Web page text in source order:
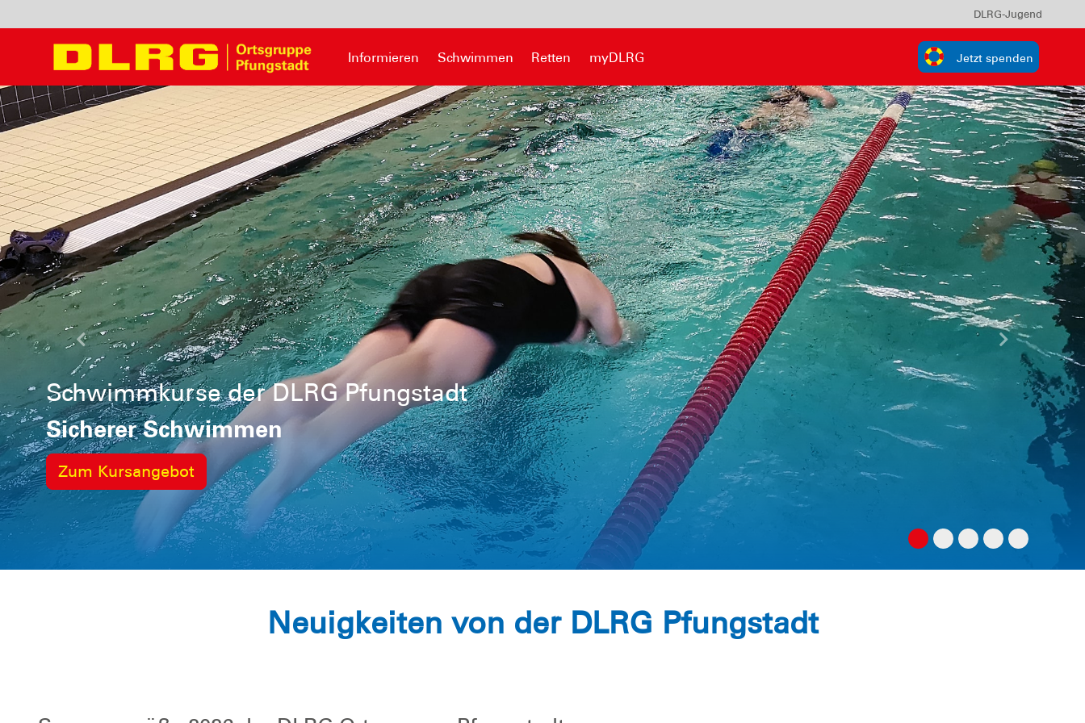
DLRG-Jugend
Informieren Schwimmen Retten myDLRG Jetzt spenden
Wasserrettungsdienst
Für Euch im Einsatz
Zur Wasserrettungsstation
Letzte Nächste
Neuigkeiten von der DLRG Pfungstadt